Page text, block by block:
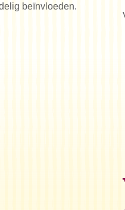
beïnvloeden.